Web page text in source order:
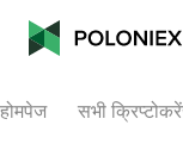
होमपेज सभी